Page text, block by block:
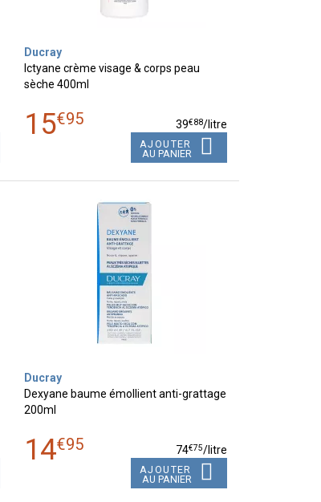
Ducray
Ictyane crème visage & corps peau
sèche 400ml
15€95 39€88/litre
AJOUTER
AU PANIER
Ducray
Dexyane baume émollient anti-grattage
200ml
14€95 74€75/litre
AJOUTER
AU PANIER